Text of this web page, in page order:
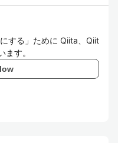
する」ために Qiita、Qiit
す。